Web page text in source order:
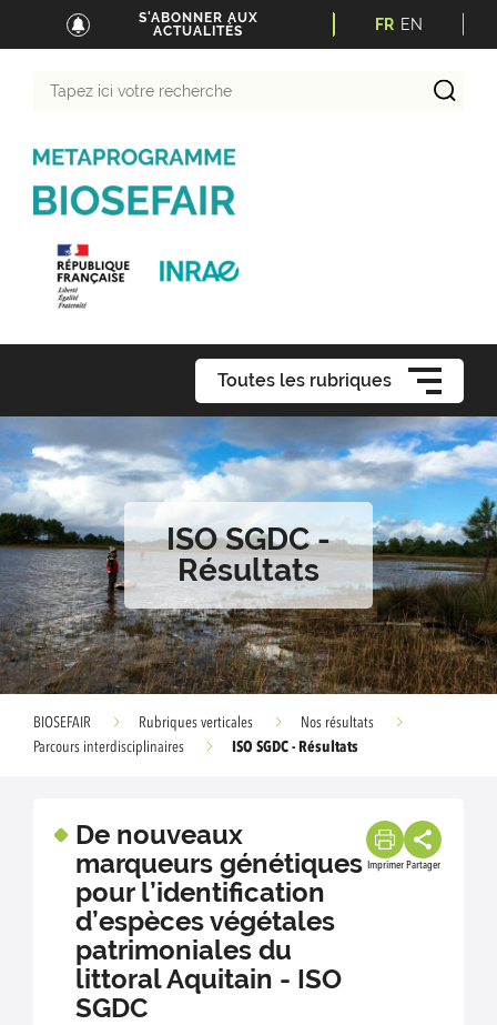
S'ABONNER AUX
ACTUALITÉS
FR EN
Toutes les rubriques
ISO SGDC -
Résultats
BIOSEFAIR Rubriques verticales
Nos résultats
Parcours interdisciplinaires
ISO SGDC - Résultats
De nouveaux
marqueurs génétiques
pour l’identification
d’espèces végétales
patrimoniales du
littoral Aquitain - ISO
SGDC
Imprimer Partager